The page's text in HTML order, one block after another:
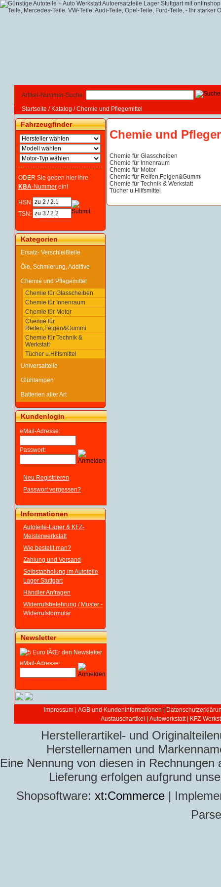
Artikel-Nummer-Suche:
Startseite / Katalog /Chemie und Pflegemittel
Fahrzeugfinder
ODER Sie geben hier Ihre
KBA-Nummer ein!
HSN:
TSN:
Kategorien
Ersatz- Verschleißteile
Öle, Schmierung, Additive
Chemie und Pflegemittel
Chemie für Glasscheiben
Chemie für Innenraum
Chemie für Motor
Chemie für
Reifen,Felgen&Gummi
Chemie für Technik &
Werkstatt
Tücher u.Hilfsmittel
Universalteile
Glühlampen
Batterien aller Art
Kundenlogin
eMail-Adresse:
Passwort:
Neu Registrieren
Passwort vergessen?
Informationen
Autoteile-Lager & KFZ-
Meisterwerkstatt
Wie bestellt man?
Zahlung und Versand
Selbstabholung im Autoteile
Lager Stuttgart
Händler Anfragen
Widerrufsbelehrung / Muster -
Widerrufsformular
Newsletter
eMail-Adresse:
Chemie und
Chemie für Glasscheiben
Chemie für Innenraum
Chemie für Motor
Chemie für Reifen,Felgen&Gummi
Chemie für Technik & Werkstatt
Tücher u.Hilfsmittel
Impressum AGB und Kundeninformationen
Austauschartikel
Autowerkstatt | KFZ-
Herstellerartikel- und
Herstellernamen und
Eine Nennung von diesen in
Lieferung erfolgen aufgrund
Shopsoftware: xt:Commerce |